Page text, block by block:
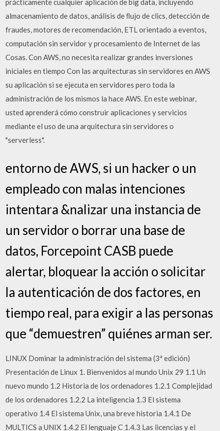
almacenamiento de datos, análisis de ﬂujo de clics, detección de
fraudes, motores de recomendación, ETL orientado a eventos,
computación sin servidor y procesamiento de Internet de las
Cosas. Con AWS, no necesita realizar grandes inversiones
iniciales en tiempo Con las arquitecturas sin servidores en AWS
su aplicación si se ejecuta en servidores pero toda la
administración de los mismos la hace AWS. En este webinar,
usted aprenderá cómo construir aplicaciones y servicios
mediante el uso de una arquitectura sin servidores o
"serverless".
entorno de AWS, si un hacker o un
empleado con malas intenciones
intentara &nalizar una instancia de
un servidor o borrar una base de
datos, Forcepoint CASB puede
alertar, bloquear la acción o solicitar
la autenticación de dos factores, en
tiempo real, para exigir a las personas
que “demuestren” quiénes arman ser.
LINUX Dominar la administración del sistema (3ª edición)
Presentación de Linux 1. Bienvenidos al mundo Unix 29 1.1 Un
nuevo mundo 1.2 Historia de los ordenadores 1.2.1 Complejidad
de los ordenadores 1.2.2 La inteligencia 1.3 El sistema
operativo 1.4 El sistema Unix, una breve historia 1.4.1 De
MULTICS a UNIX 1.4.2 El lenguaje C 1.4.3 Las licencias y el